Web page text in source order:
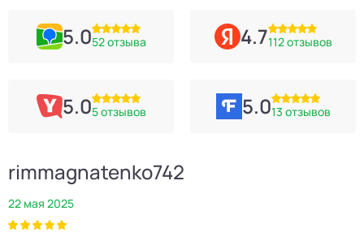
5.052 отзыва 4.7112 отзывов
5.05 отзывов 5.013 отзывов
rimmagnatenko742
22 мая 2025